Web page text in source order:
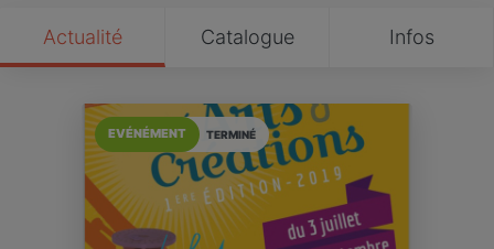
Actualité Catalogue Infos
TERMINÉ
EVÉNÉMENT